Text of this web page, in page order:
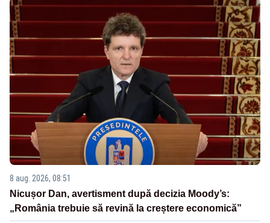
8 aug. 2026, 08:51
Nicușor Dan, avertisment după decizia Moody’s:
„România trebuie să revină la creștere economică”